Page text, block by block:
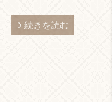
続きを読む